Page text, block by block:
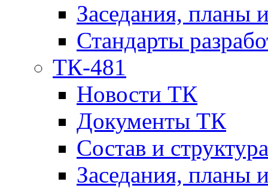
Заседания, планы
Стандарты
ТК-481
Новости ТК
Документы ТК
Cостав и
Заседания, планы